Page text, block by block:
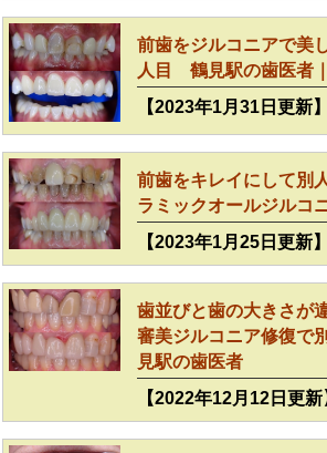
前歯をジルコニアで美
人目 鶴見駅の歯医者
【2023年1月31日更新】
前歯をキレイにして別
ラミックオールジルコ
【2023年1月25日更新】
歯並びと歯の大きさが
審美ジルコニア修復で
見駅の歯医者
【2022年12月12日更新